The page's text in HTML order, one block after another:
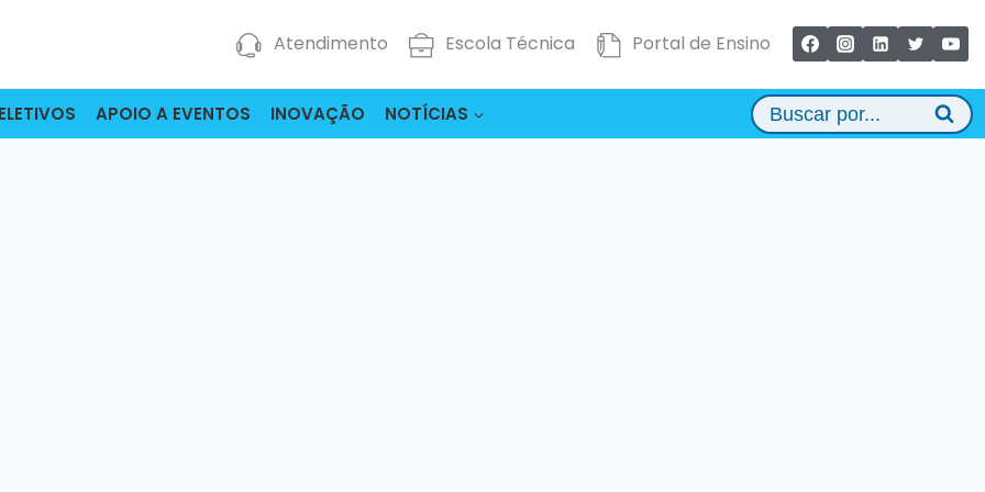
Atendimento Escola Técnica Portal de Ensino
APOIO A EVENTOS INOVAÇÃO NOTÍCIAS Buscar por...